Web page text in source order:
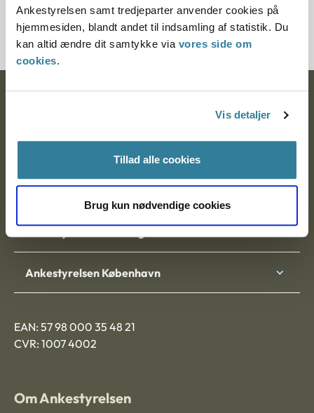
Ankestyrelsen samt tredjeparter anvender cookies på
hjemmesiden, blandt andet til indsamling af statistik. Du
kan altid ændre dit samtykke via vores side om
cookies.
Vis detaljer
Tillad alle cookies
Brug kun nødvendige cookies
70007-91
9000 Aalborg
Ankestyrelsen København
EAN: 57 98 000 35 48 21
CVR: 1007 4002
Om Ankestyrelsen